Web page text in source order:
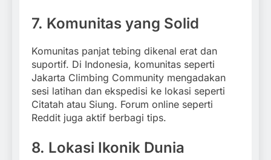
7. Komunitas yang Solid
Komunitas panjat tebing dikenal erat dan
suportif. Di Indonesia, komunitas seperti
Jakarta Climbing Community mengadakan
sesi latihan dan ekspedisi ke lokasi seperti
Citatah atau Siung. Forum online seperti
Reddit juga aktif berbagi tips.
8. Lokasi Ikonik Dunia